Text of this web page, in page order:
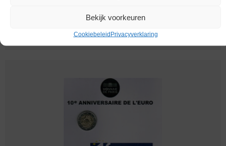
Bekijk voorkeuren
CookiebeleidPrivacyverklaring